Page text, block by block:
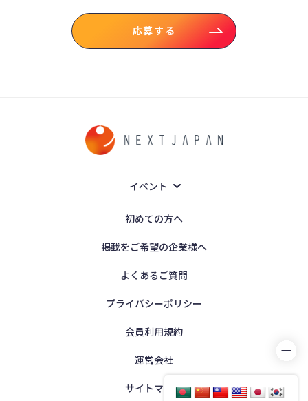
応募する
イベント
初めての方へ
掲載をご希望の企業様へ
よくあるご質問
プライバシーポリシー
会員利用規約
運営会社
サイトマップ